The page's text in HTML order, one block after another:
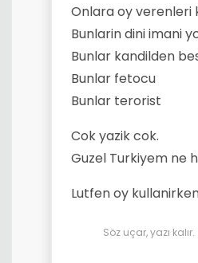
Onlara oy verenleri
Bunlarin dini imani
Bunlar kandilden
Bunlar fetocu
Bunlar terorist
Cok yazik cok.
Guzel Turkiyem ne
Lutfen oy
Söz uçar, yazı